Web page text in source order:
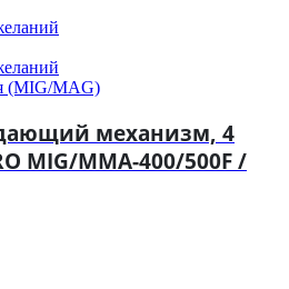
(MIG/MAG)
механизм, 4
MIG/MMA-400/500F /